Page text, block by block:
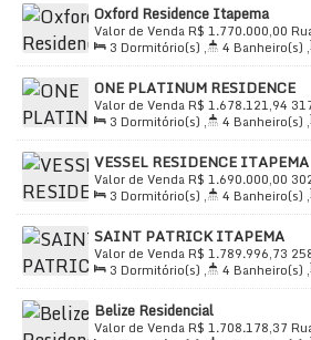
Lazer:Academia, academias
bicicletário, bistrô com
Cozinha:Cozinha americana
Destaques da
Este apartamento foi projetado com
na praticidade. Cada detalhe foi
proporcionar uma experiência de
Com espaços amplos e bem
oferece o melhor do alto padrão
fechado com diversas opções de
Oxford Residence Itapema
R$ 1.770.000,00
Valor de Venda
Meia Praia, Itapema, Santa
3 Dormitório(s) , 4 Banheiro(s) ,
120.41m², 3 Suíte(s), Total:
120.41m²
ONE PLATINUM RESIDENCE
R$ 1.678.121,94
Valor de Venda
Praia, Itapema, Santa Catarina,
3 Dormitório(s) , 4 Banheiro(s) ,
Sala(s) , 3Suíte(s) , Total:165
120.00m²
VESSEL RESIDENCE ITAPEMA
R$ 1.690.000,00
Valor de Venda
Praia, Itapema, Santa Catarina,
3 Dormitório(s) , 4 Banheiro(s) ,
Sala(s) , 3Suíte(s) , Total:208
Distância do Mar, Útil:118.60m²
SAINT PATRICK ITAPEMA
R$ 1.789.996,73
Valor de Venda
Praia, Itapema, Santa Catarina,
3 Dormitório(s) , 4 Banheiro(s) ,
Sala(s) , 3Suíte(s) , Total:189
122.00 m²
Belize Residencial
R$ 1.708.178,37
Valor de Venda